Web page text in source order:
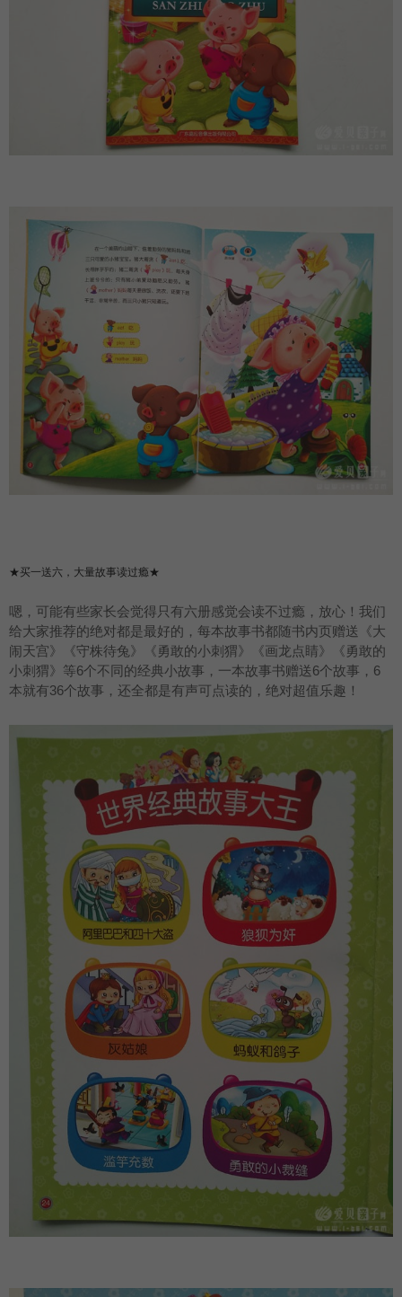
★买一送六，大量故事读过瘾★
嗯，可能有些家长会觉得只有六册感觉会读不过瘾，放心！我们
给大家推荐的绝对都是最好的，每本故事书都随书内页赠送《大
闹天宫》《守株待兔》《勇敢的小刺猬》《画龙点睛》《勇敢的
小刺猬》等6个不同的经典小故事，一本故事书赠送6个故事，6
本就有36个故事，还全都是有声可点读的，绝对超值乐趣！